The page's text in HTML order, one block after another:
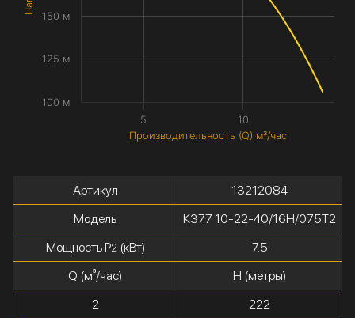
Производительность (Q) м³/час
10
5
100 м
125 м
150 м
Артикул
13212084
Модель
К377 10-22-40/16Н/075Т2
Мощность P2(кВт)
7.5
Q (м³/час)
H (метры)
2
222